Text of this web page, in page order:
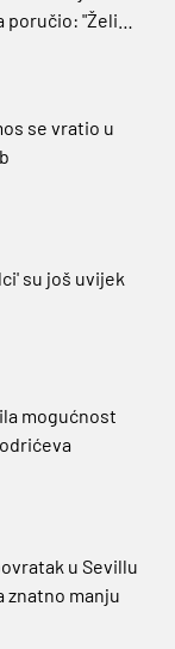
poručio: "Želim
se vratio u
su još uvijek
mogućnost
u Sevillu
znatno manju